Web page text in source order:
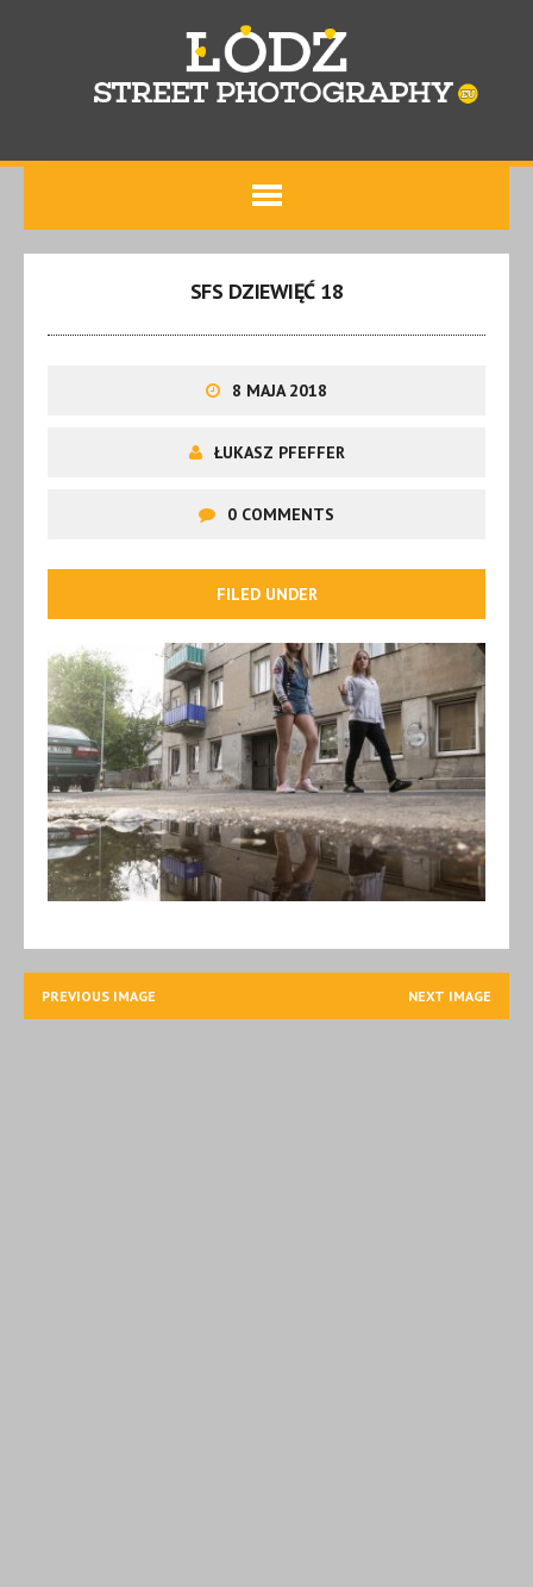
SFS DZIEWIĘĆ 18
8 MAJA 2018
ŁUKASZ PFEFFER
0 COMMENTS
FILED UNDER
PREVIOUS IMAGE NEXT IMAGE